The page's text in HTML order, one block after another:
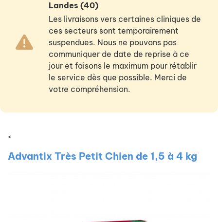
Landes (40)
Les livraisons vers certaines cliniques de
ces secteurs sont temporairement
suspendues. Nous ne pouvons pas
communiquer de date de reprise à ce
jour et faisons le maximum pour rétablir
le service dès que possible. Merci de
votre compréhension.
<
Advantix Très Petit Chien de 1,5 à 4 kg